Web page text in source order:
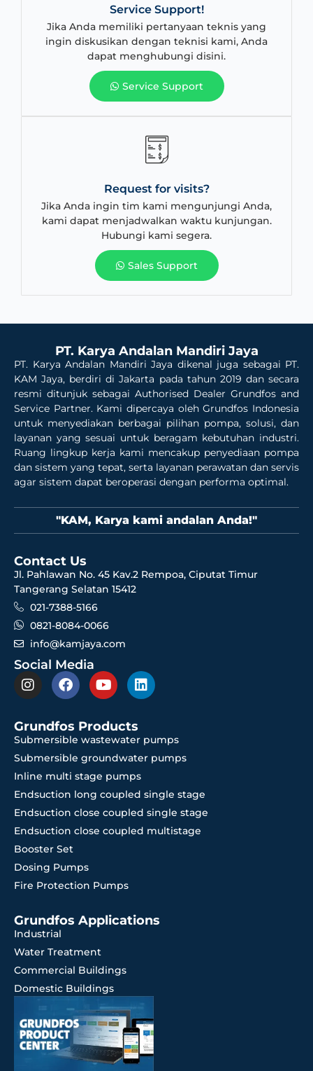
Service Support!
Jika Anda memiliki pertanyaan teknis yang
ingin diskusikan dengan teknisi kami, Anda
dapat menghubungi disini.
Service Support
Request for visits?
Jika Anda ingin tim kami mengunjungi Anda,
kami dapat menjadwalkan waktu kunjungan.
Hubungi kami segera.
Sales Support
PT. Karya Andalan Mandiri Jaya
PT. Karya Andalan Mandiri Jaya dikenal juga sebagai PT.
KAM Jaya, berdiri di Jakarta pada tahun 2019 dan secara
resmi ditunjuk sebagai Authorised Dealer Grundfos and
Service Partner. Kami dipercaya oleh Grundfos Indonesia
untuk menyediakan berbagai pilihan pompa, solusi, dan
layanan yang sesuai untuk beragam kebutuhan industri.
Ruang lingkup kerja kami mencakup penyediaan pompa
dan sistem yang tepat, serta layanan perawatan dan servis
agar sistem dapat beroperasi dengan performa optimal.
"KAM, Karya kami andalan Anda!"
Contact Us
Jl. Pahlawan No. 45 Kav.2 Rempoa, Ciputat Timur
Tangerang Selatan 15412
021-7388-5166
0821-8084-0066
info@kamjaya.com
Social Media
Grundfos Products
Submersible wastewater pumps
Submersible groundwater pumps
Inline multi stage pumps
Endsuction long coupled single stage
Endsuction close coupled single stage
Endsuction close coupled multistage
Booster Set
Dosing Pumps
Fire Protection Pumps
Grundfos Applications
Industrial
Water Treatment
Commercial Buildings
Domestic Buildings